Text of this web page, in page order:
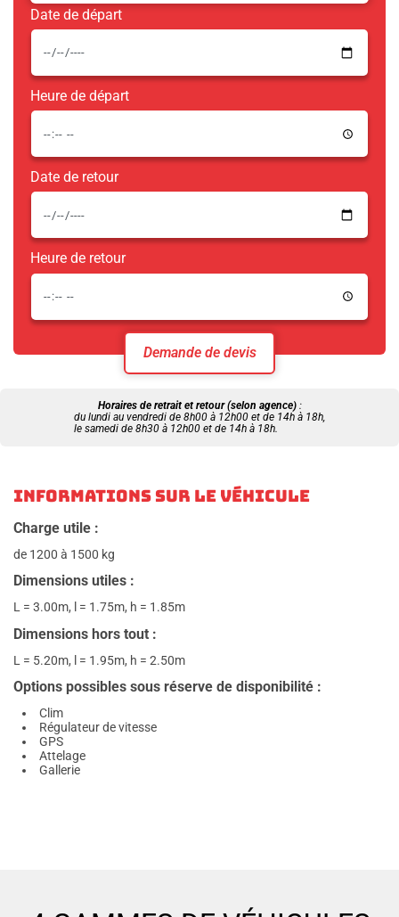
Date de départ
Heure de départ
Date de retour
Heure de retour
Demande de devis
Horaires de retrait et retour (selon agence):
du lundi au vendredi de 8h00 à 12h00 et de 14h à 18h,
le samedi de 8h30 à 12h00 et de 14h à 18h.
INFORMATIONS SUR LE VÉHICULE
Charge utile :
de 1200 à 1500 kg
Dimensions utiles :
L = 3.00m, l = 1.75m, h = 1.85m
Dimensions hors tout :
L = 5.20m, l = 1.95m, h = 2.50m
Options possibles sous réserve de disponibilité :
Clim
Régulateur de vitesse
GPS
Attelage
Gallerie